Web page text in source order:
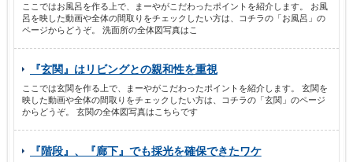
ここではお風呂を作る上で、まーやがこだわったポイントを紹介します。 お風
呂を映した動画や全体の間取りをチェックしたい方は、コチラの「お風呂」の
ページからどうぞ。 洗面所の全体図写真はこ
『玄関』はリビングとの親和性を重視
ここでは玄関を作る上で、まーやがこだわったポイントを紹介します。 玄関を
映した動画や全体の間取りをチェックしたい方は、コチラの「玄関」のページ
からどうぞ。 玄関の全体図写真はこちらです
『階段』、『廊下』でも採光を確保できたワケ